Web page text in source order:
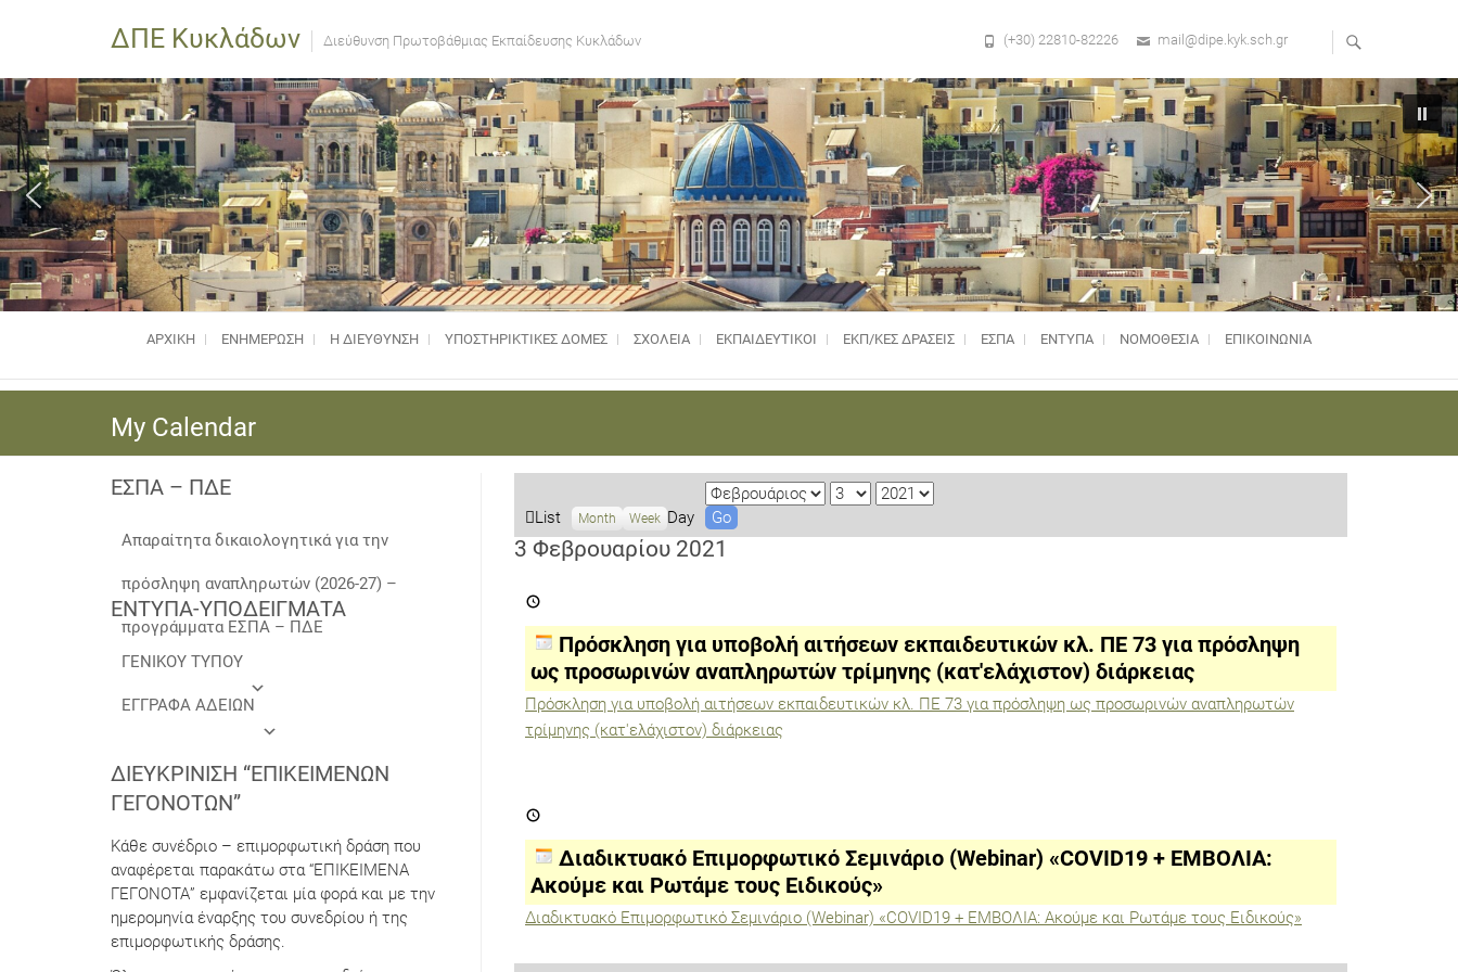
ΔΠΕ Κυκλάδων Διεύθυνση Πρωτοβάθμιας Εκπαίδευσης Κυκλάδων (+30) 22810-82226 mail@dipe.kyk.sch.gr
ΑΡΧΙΚΗ ΕΝΗΜΈΡΩΣΗ Η ΔΙΕΥΘΥΝΣΗ ΥΠΟΣΤΗΡΙΚΤΙΚΈΣ ΔΟΜΈΣ ΣΧΟΛΕΙΑ ΕΚΠΑΙΔΕΥΤΙΚΟΙ ΕΚΠ/ΚΕΣ ΔΡΑΣΕΙΣ ΕΣΠΑ ΕΝΤΥΠΑ ΝΟΜΟΘΕΣΊΑ ΕΠΙΚΟΙΝΩΝΙΑ
My Calendar
V
i
a
s
List Month Week Day
M
o
n
D
y
Y
a
3 Φεβρουαρίου 2021
για
αιτήσεων
εκπαιδευτικών
κλ.
ΠΕ
73
για
πρόσληψη
(κατ'ελάχιστον)
διάρκειας
Πρόσκληση για υποβολή αιτήσεων εκπαιδευτικών κλ. ΠΕ 73 για πρόσληψη
ως προσωρινών αναπληρωτών τρίμηνης (κατ'ελάχιστον) διάρκειας
Πρόσκληση για υποβολή αιτήσεων εκπαιδευτικών κλ. ΠΕ 73 για πρόσληψη ως προσωρινών αναπληρωτών
τρίμηνης (κατ'ελάχιστον) διάρκειας
Επιμορφωτικό
(Webinar)
«COVID19
ΕΜΒΟΛΙΑ:
Ακούμε
και
τους
Διαδικτυακό Επιμορφωτικό Σεμινάριο (Webinar) «COVID19 + ΕΜΒΟΛΙΑ:
Ακούμε και Ρωτάμε τους Ειδικούς»
Διαδικτυακό Επιμορφωτικό Σεμινάριο (Webinar) «COVID19 + ΕΜΒΟΛΙΑ: Ακούμε και Ρωτάμε τους Ειδικούς»
ΕΣΠΑ – ΠΔΕ
Απαραίτητα δικαιολογητικά για την
πρόσληψη αναπληρωτών (2026-27) –
προγράμματα ΕΣΠΑ – ΠΔΕ
ΕΝΤΥΠΑ-ΥΠΟΔΕΙΓΜΑΤΑ
ΓΕΝΙΚΟΥ ΤΥΠΟΥ
ΕΓΓΡΑΦΑ ΑΔΕΙΩΝ
ΔΙΕΥΚΡΊΝΙΣΗ “ΕΠΙΚΕΊΜΕΝΩΝ
ΓΕΓΟΝΌΤΩΝ”
Κάθε συνέδριο – επιμορφωτική δράση που
αναφέρεται παρακάτω στα “ΕΠΙΚΕΙΜΕΝΑ
ΓΕΓΟΝΟΤΑ” εμφανίζεται μία φορά και με την
ημερομηνία έναρξης του συνεδρίου ή της
επιμορφωτικής δράσης.